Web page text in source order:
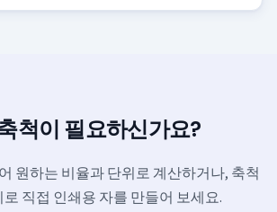
척이 필요하신가요?
원하는 비율과 단위로 계산하거나, 축척
직접 인쇄용 자를 만들어 보세요.